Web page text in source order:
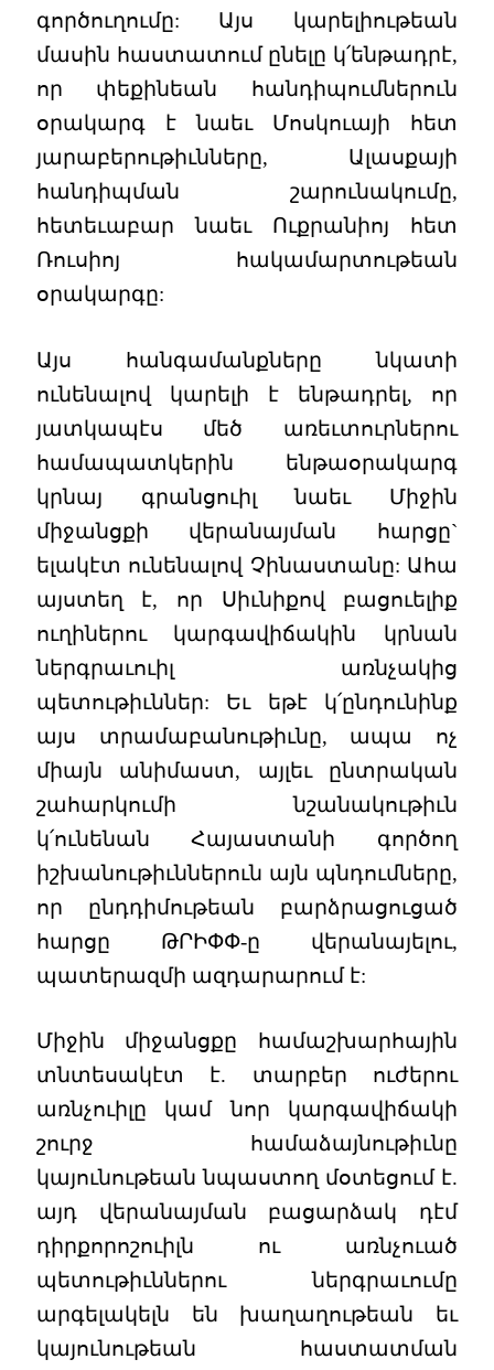
գործուղումը: Այս կարելիութեան
մասին հաստատում ընելը կ՛ենթադրէ,
որ փեքինեան հանդիպումներուն
օրակարգ է նաեւ Մոսկուայի հետ
յարաբերութիւնները, Ալասքայի
հանդիպման շարունակումը,
հետեւաբար նաեւ Ուքրանիոյ հետ
Ռուսիոյ հակամարտութեան
օրակարգը:
Այս հանգամանքները նկատի
ունենալով կարելի է ենթադրել, որ
յատկապէս մեծ առեւտուրներու
համապատկերին ենթաօրակարգ
կրնայ գրանցուիլ նաեւ Միջին
միջանցքի վերանայման հարցը`
ելակէտ ունենալով Չինաստանը: Ահա
այստեղ է, որ Սիւնիքով բացուելիք
ուղիներու կարգավիճակին կրնան
ներգրաւուիլ առնչակից
պետութիւններ: Եւ եթէ կ՛ընդունինք
այս տրամաբանութիւնը, ապա ոչ
միայն անիմաստ, այլեւ ընտրական
շահարկումի նշանակութիւն
կ՛ունենան Հայաստանի գործող
իշխանութիւններուն այն պնդումները,
որ ընդդիմութեան բարձրացուցած
հարցը ԹՐԻՓՓ-ը վերանայելու,
պատերազմի ազդարարում է:
Միջին միջանցքը համաշխարհային
տնտեսակէտ է. տարբեր ուժերու
առնչուիլը կամ նոր կարգավիճակի
շուրջ համաձայնութիւնը
կայունութեան նպաստող մօտեցում է.
այդ վերանայման բացարձակ դէմ
դիրքորոշուիլն ու առնչուած
պետութիւններու ներգրաւումը
արգելակելն են խաղաղութեան եւ
կայունութեան հաստատման